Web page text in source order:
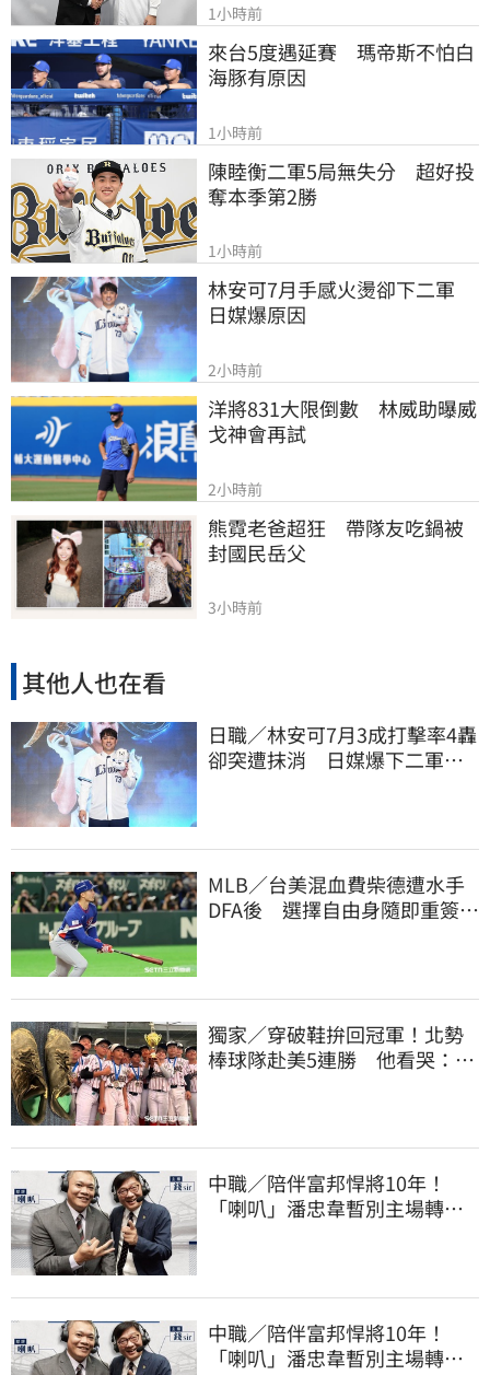
1小時前
來台5度遇延賽　瑪帝斯不怕白
海豚有原因
1小時前
陳睦衡二軍5局無失分　超好投
奪本季第2勝
1小時前
林安可7月手感火燙卻下二軍
日媒爆原因
2小時前
洋將831大限倒數　林威助曝威
戈神會再試
2小時前
熊霓老爸超狂　帶隊友吃鍋被
封國民岳父
3小時前
其他人也在看
日職／林安可7月3成打擊率4轟
卻突遭抹消 日媒爆下二軍背
MLB／台美混血費柴德遭水手
DFA後 選擇自由身隨即重簽加
獨家／穿破鞋拚回冠軍！北勢
棒球隊赴美5連勝 他看哭：台
中職／陪伴富邦悍將10年！
「喇叭」潘忠韋暫別主場轉
中職／陪伴富邦悍將10年！
「喇叭」潘忠韋暫別主場轉